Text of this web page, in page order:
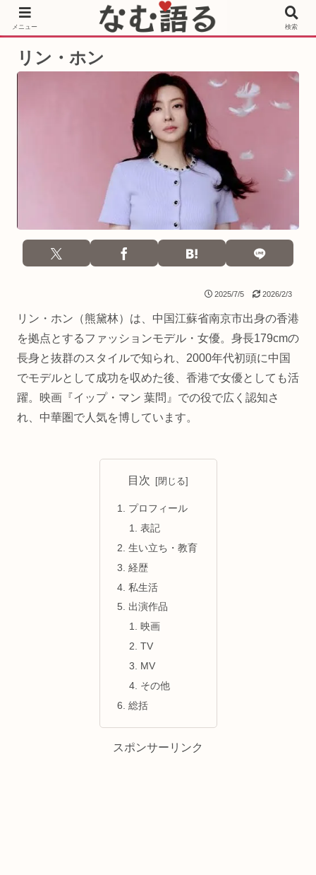
［PR］Prime Video もっと観るならサブスクリプション
リン・ホン
2025/7/5 2026/2/3
リン・ホン（熊黛林）は、中国江蘇省南京市出身の香港
を拠点とするファッションモデル・女優。身長179cmの
長身と抜群のスタイルで知られ、2000年代初頭に中国
でモデルとして成功を収めた後、香港で女優としても活
躍。映画『イップ・マン 葉問』での役で広く認知さ
れ、中華圏で人気を博しています。
目次
プロフィール
表記
生い立ち・教育
経歴
私生活
出演作品
映画
TV
MV
その他
総括
スポンサーリンク
メニュー 検索